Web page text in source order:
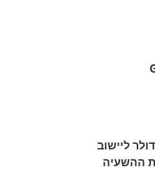
דולר ליישוב
ההשעיה